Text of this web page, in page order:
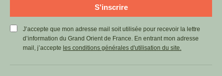
S'inscrire
J’accepte que mon adresse mail soit utilisée pour recevoir la lettre
d’information du Grand Orient de France. En entrant mon adresse
mail, j’accepte les conditions générales d'utilisation du site.